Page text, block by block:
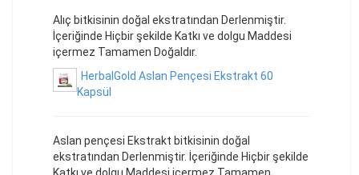
Alıç bitkisinin doğal ekstratından Derlenmiştir.
İçeriğinde Hiçbir şekilde Katkı ve dolgu Maddesi
içermez Tamamen Doğaldır.
HerbalGold Aslan Pençesi Ekstrakt 60
Kapsül
Aslan pençesi Ekstrakt bitkisinin doğal
ekstratından Derlenmiştir. İçeriğinde Hiçbir şekilde